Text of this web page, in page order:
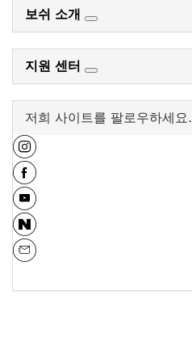
보쉬 소개
지원 센터
저희 사이트를 팔로우하세요.